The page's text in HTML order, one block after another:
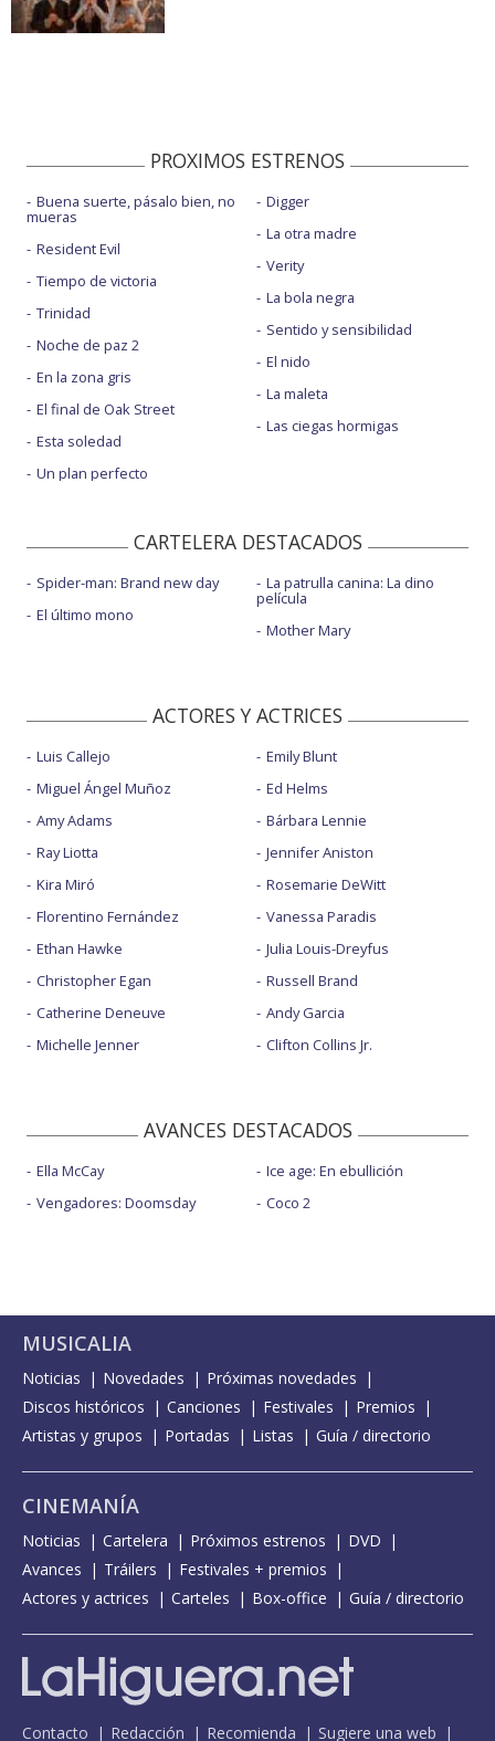
PROXIMOS ESTRENOS
Buena suerte, pásalo bien, no
mueras
Resident Evil
Tiempo de victoria
Trinidad
Noche de paz 2
En la zona gris
El final de Oak Street
Esta soledad
Un plan perfecto
Digger
La otra madre
Verity
La bola negra
Sentido y sensibilidad
El nido
La maleta
Las ciegas hormigas
CARTELERA DESTACADOS
Spider-man: Brand new day
El último mono
La patrulla canina: La dino
película
Mother Mary
ACTORES Y ACTRICES
Luis Callejo
Miguel Ángel Muñoz
Amy Adams
Ray Liotta
Kira Miró
Florentino Fernández
Ethan Hawke
Christopher Egan
Catherine Deneuve
Michelle Jenner
Emily Blunt
Ed Helms
Bárbara Lennie
Jennifer Aniston
Rosemarie DeWitt
Vanessa Paradis
Julia Louis-Dreyfus
Russell Brand
Andy Garcia
Clifton Collins Jr.
AVANCES DESTACADOS
Ella McCay
Vengadores: Doomsday
Ice age: En ebullición
Coco 2
MUSICALIA
Noticias Novedades
Próximas novedades
Discos históricos
Canciones Festivales
Premios
Artistas y grupos
Portadas Listas Guía / directorio
CINEMANÍA
Noticias Cartelera Próximos estrenos
DVD
Avances
Tráilers
Festivales + premios
Actores y actrices
Carteles Box-office Guía / directorio
Contacto Redacción Recomienda Sugiere una web